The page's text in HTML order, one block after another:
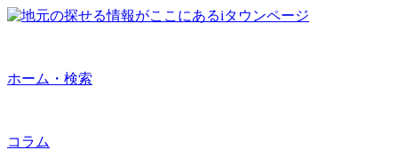
ホーム・検索
コラム